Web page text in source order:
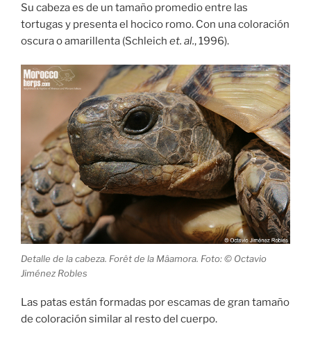
Su cabeza es de un tamaño promedio entre las
tortugas y presenta el hocico romo. Con una coloración
oscura o amarillenta (Schleich et. al., 1996).
Detalle de la cabeza. Forêt de la Mâamora. Foto: © Octavio
Jiménez Robles
Las patas están formadas por escamas de gran tamaño
de coloración similar al resto del cuerpo.